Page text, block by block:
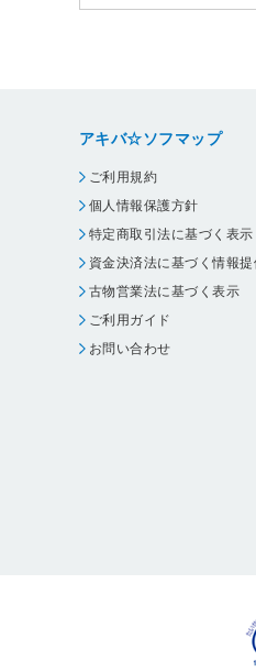
アキバ☆ソフマップ
ご利用規約
個人情報保護方針
特定商取引法に基づく表示
資金決済法に基づく情報
古物営業法に基づく表示
ご利用ガイド
お問い合わせ